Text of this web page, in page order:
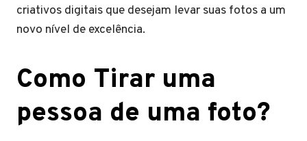
criativos digitais que desejam levar suas fotos a um
novo nível de excelência.
Como Tirar uma
pessoa de uma foto?